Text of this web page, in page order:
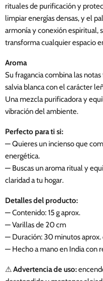
rituales de purificación y
limpiar energías densas, y el
armonía y conexión espiritual,
transforma cualquier espacio
Aroma
Su fragancia combina las
salvia blanca con el carácter
Una mezcla purificadora y
vibración del ambiente.
Perfecto para ti si:
— Quieres un incienso que
energética.
— Buscas un aroma ritual y
claridad a tu hogar.
Detalles del producto:
— Contenido: 15 g aprox.
— Varillas de 20 cm
— Duración: 30 minutos aprox.
— Hecho a mano en India con
⚠Advertencia de uso: